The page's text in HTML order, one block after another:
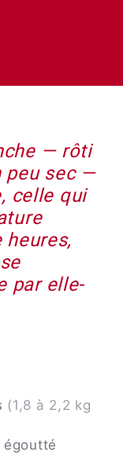
— rôti
peu sec —
celle qui
par elle-
(1,8 à 2,2 kg
égoutté